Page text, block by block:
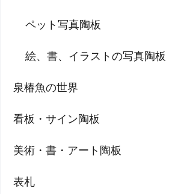
ペット写真陶板
絵、書、イラストの写真陶板
泉椿魚の世界
看板・サイン陶板
美術・書・アート陶板
表札